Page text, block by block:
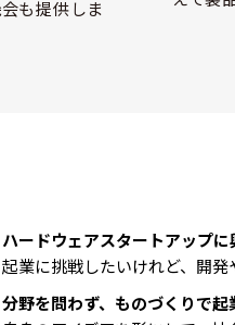
も提供しま
ハードウェアスタートアップ
起業に挑戦したいけれど、開発
分野を問わず、ものづくりで